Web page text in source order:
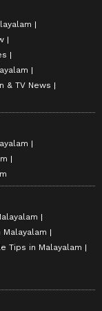
& TV News
Malayalam
Tips in Malayalam